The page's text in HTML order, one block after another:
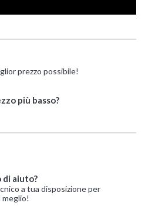
prezzo possibile!
più basso?
di aiuto?
a tua disposizione per
meglio!